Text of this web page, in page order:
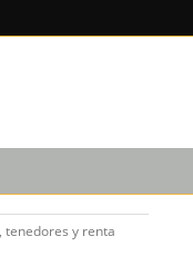
tenedores y renta